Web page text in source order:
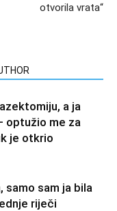
otvorila vrata“
a ja
optužio me za
je otkrio
samo sam ja bila
riječi